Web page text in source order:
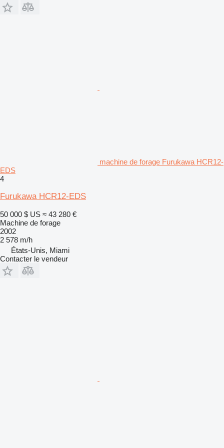
machine de forage Furukawa HCR12-
EDS
4
Furukawa HCR12-EDS
50 000 $ US ≈ 43 280 €
Machine de forage
2002
2 578 m/h
États-Unis, Miami
Contacter le vendeur